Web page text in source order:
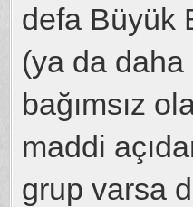
defa Büyük
(ya da
bağımsız
maddi
grup varsa